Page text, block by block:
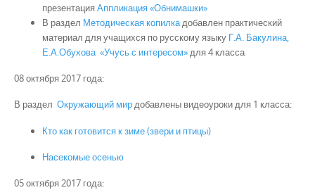
презентация Аппликация «Обнимашки»
В раздел Методическая копилкадобавлен практический
материал для учащихся по русскому языку Г.А. Бакулина,
Е.А.Обухова «Учусь с интересом»для 4 класса
08 октября 2017 года:
В раздел Окружающий мирдобавлены видеоуроки для 1 класса:
Кто как готовится к зиме (звери и птицы)
Насекомые осенью
05 октября 2017 года: